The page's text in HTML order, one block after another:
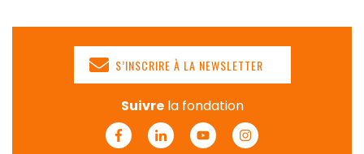
S’INSCRIRE À LA NEWSLETTER
Suivrela fondation
FacebookLinkedinYoutubeInstagram